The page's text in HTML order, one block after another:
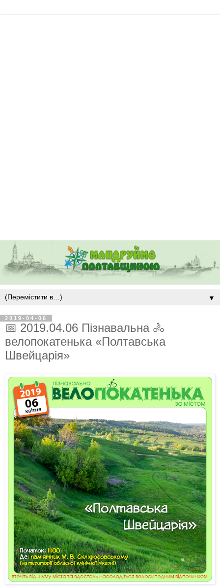
▼
2019-04-06
📅 2019.04.06 Пізнавальна 🚴
велопокатенька «Полтавська
Швейцарія»